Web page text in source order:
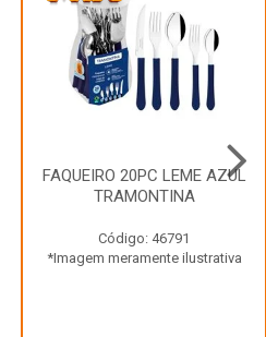
FAQUEIRO 20PC LEME AZUL
TRAMONTINA
Código: 46791
*Imagem meramente ilustrativa